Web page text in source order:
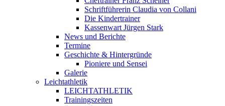
Schriftführerin Claudia von Collani
Die Kindertrainer
Kassenwart Jürgen Stark
News und Berichte
Termine
Geschichte & Hintergründe
Pioniere und Sensei
Galerie
Leichtathletik
LEICHTATHLETIK
Trainingszeiten